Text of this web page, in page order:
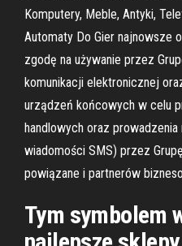
Komputery, Meble, Antyki,
Automaty Do Gier najnowsze
zgodę na używanie przez
komunikacji elektronicznej
urządzeń końcowych w celu
handlowych oraz
wiadomości SMS) przez
powiązane i partnerów
Tym symbolem